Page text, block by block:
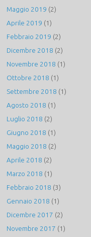
Maggio 2019 (2)
Aprile 2019 (1)
Febbraio 2019 (2)
Dicembre 2018 (2)
Novembre 2018 (1)
Ottobre 2018 (1)
Settembre 2018 (1)
Agosto 2018 (1)
Luglio 2018 (2)
Giugno 2018 (1)
Maggio 2018 (2)
Aprile 2018 (2)
Marzo 2018 (1)
Febbraio 2018 (3)
Gennaio 2018 (1)
Dicembre 2017 (2)
Novembre 2017 (1)